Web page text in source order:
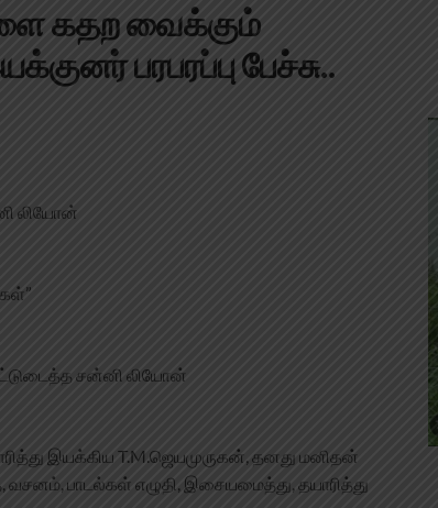
கதற வைக்கும்
பரபரப்பு பேச்சு..
லியோன்
சன்னி லியோன்
இயக்கிய T.M.ஜெயமுருகன், தனது மனிதன்
பாடல்கள் எழுதி, இசையமைத்து, தயாரித்து